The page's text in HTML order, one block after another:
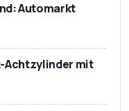
Automarkt
Achtzylinder mit